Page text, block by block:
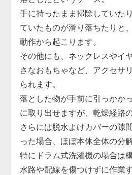
気になる症状があれば、まず
さい。
手に持ったまま掃除していた
ていたものが滑り落ちたりと
動作から起こります。
その他にも、ネックレスやイ
さなおもちゃなど、アクセサ
られます。
落とした物が手前に引っかか
に取り出せますが、乾燥経路
さらには脱水よけカバーの隙
った場合、ほぼ本体全体の分
特にドラム式洗濯機の場合は
水路や配線を傷つけずに作業